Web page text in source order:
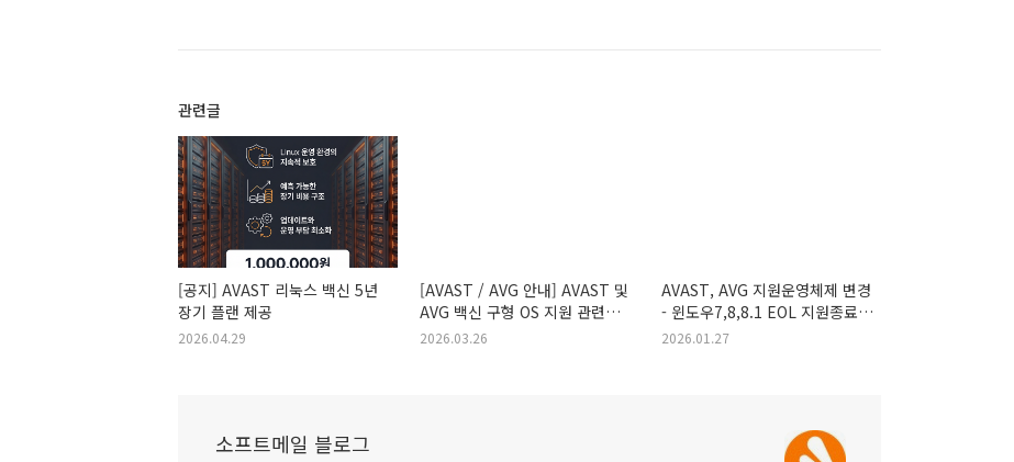
관련글
[공지] AVAST 리눅스 백신 5년
장기 플랜 제공
2026.04.29
[AVAST / AVG 안내] AVAST 및
AVG 백신 구형 OS 지원 관련
공지
2026.03.26
AVAST, AVG 지원운영체제 변경
- 윈도우7,8,8.1 EOL 지원종료
안내
2026.01.27
소프트메일 블로그